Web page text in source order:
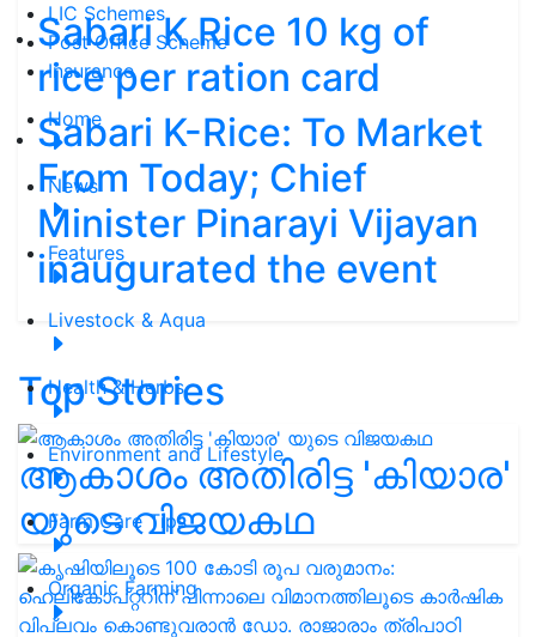
LIC Schemes
Post Office Scheme
Insurance
Home
News
Features
Livestock & Aqua
Health & Herbs
Environment and Lifestyle
Farm Care Tips
Organic Farming
Sabari K Rice 10 kg of
rice per ration card
Sabari K-Rice: To Market
From Today; Chief
Minister Pinarayi Vijayan
inaugurated the event
Top Stories
ആകാശം അതിരിട്ട 'കിയാര'
യുടെ വിജയകഥ